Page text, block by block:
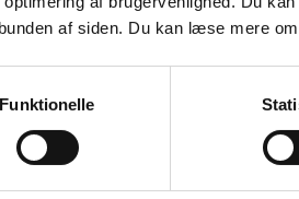
af siden. Du kan læse mere
Funktionelle